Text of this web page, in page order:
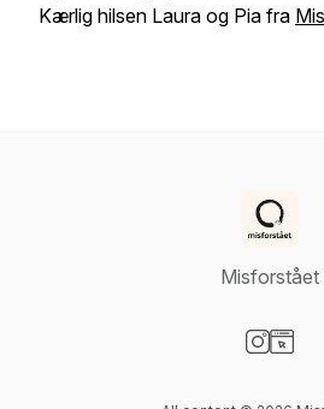
Kærlig hilsen Laura og Pia fra
Misforstået